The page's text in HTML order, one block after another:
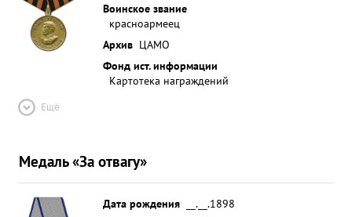
Воинское звание
красноармеец
Архив ЦАМО
Фонд ист. информации
Картотека награждений
Ещё
Медаль «За отвагу»
Дата рождения
__.__.1898